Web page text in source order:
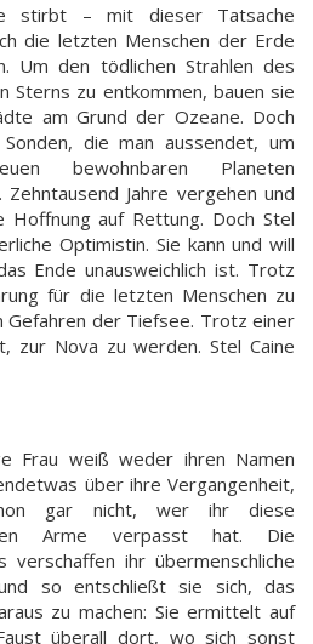
stirbt – mit dieser Tatsache
die letzten Menschen der Erde
Um den tödlichen Strahlen des
Sterns zu entkommen, bauen sie
am Grund der Ozeane. Doch
die man aussendet, um
bewohnbaren Planeten
Jahre vergehen und
Hoffnung auf Rettung. Doch Stel
Optimistin. Sie kann und will
Ende unausweichlich ist. Trotz
für die letzten Menschen zu
der Tiefsee. Trotz einer
zur Nova zu werden. Stel Caine
Frau weiß weder ihren Namen
über ihre Vergangenheit,
gar nicht, wer ihr diese
Arme verpasst hat. Die
verschaffen ihr übermenschliche
so entschließt sie sich, das
zu machen: Sie ermittelt auf
überall dort, wo sich sonst